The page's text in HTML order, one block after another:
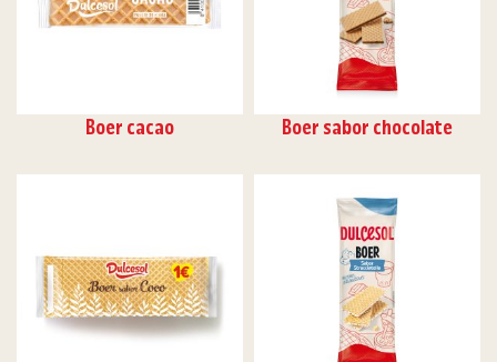
Boer cacao Boer sabor chocolate